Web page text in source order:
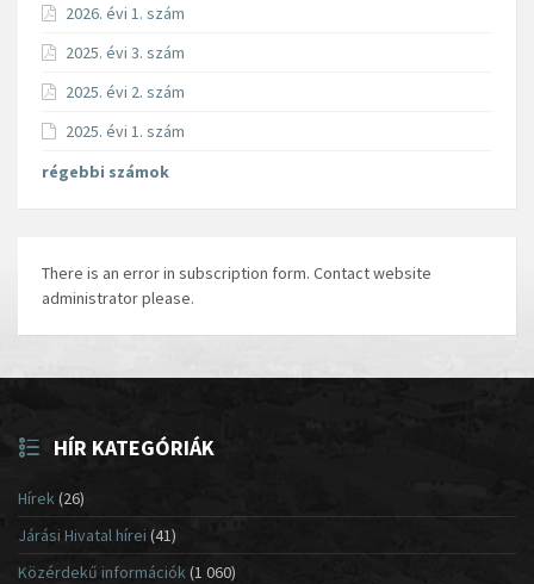
2026. évi 1. szám
2025. évi 3. szám
2025. évi 2. szám
2025. évi 1. szám
régebbi számok
There is an error in subscription form. Contact website
administrator please.
HÍR KATEGÓRIÁK
Hírek(26)
Járási Hivatal hírei (41)
Közérdekű információk(1 060)